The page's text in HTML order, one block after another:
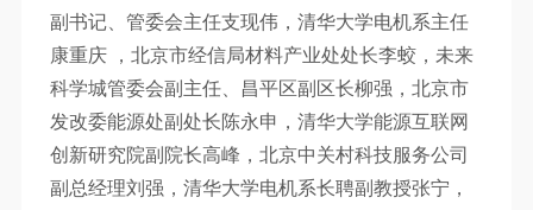
副书记、管委会主任支现伟，清华大学电机系主任
康重庆 ，北京市经信局材料产业处处长李蛟，未来
科学城管委会副主任、昌平区副区长柳强，北京市
发改委能源处副处长陈永申，清华大学能源互联网
创新研究院副院长高峰，北京中关村科技服务公司
副总经理刘强，清华大学电机系长聘副教授张宁，